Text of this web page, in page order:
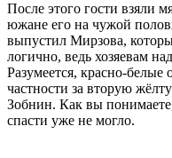
После этого гости взяли
южане его на чужой
выпустил Мирзова,
логично, ведь хозяевам
Разумеется, красно-белые
частности за вторую
Зобнин. Как вы
спасти уже не могло.